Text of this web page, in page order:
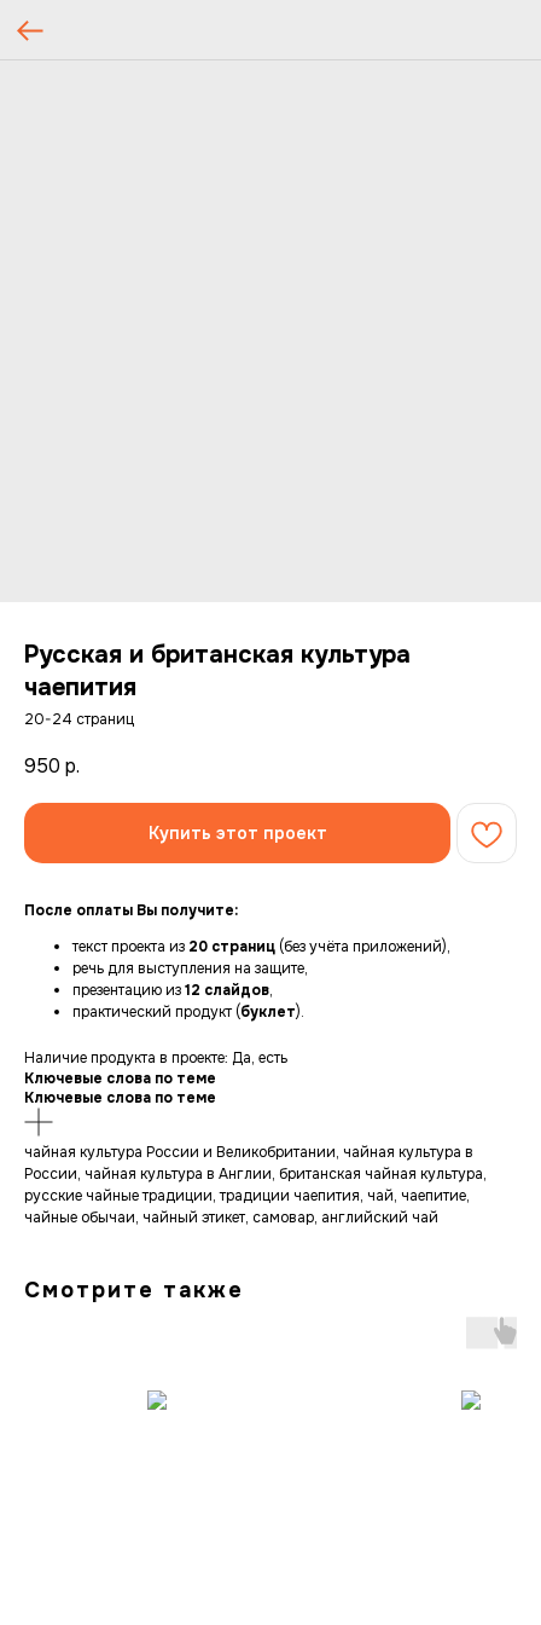
Русская и британская культура
чаепития
20-24 страниц
950 р.
Купить этот проект
После оплаты Вы получите:
текст проекта из 20 страниц (без учёта приложений),
речь для выступления на защите,
презентацию из12 слайдов,
практический продукт (буклет).
Наличие продукта в проекте: Да, есть
Ключевые слова по теме
Ключевые слова по теме
чайная культура России и Великобритании, чайная культура в
России, чайная культура в Англии, британская чайная культура,
русские чайные традиции, традиции чаепития, чай, чаепитие,
чайные обычаи, чайный этикет, самовар, английский чай
Смотрите также